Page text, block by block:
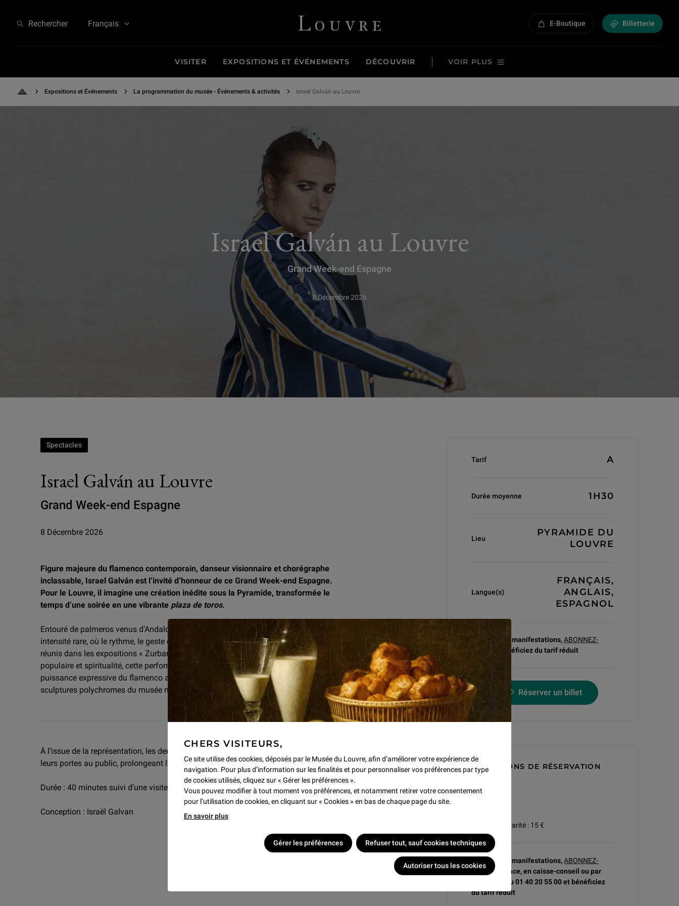
CHERS VISITEURS,
Ce site utilise des cookies, déposés par le Musée du Louvre, afin d’améliorer votre expérience de
navigation. Pour plus d’information sur les finalités et pour personnaliser vos préférences par type
de cookies utilisés, cliquez sur « Gérer les préférences ».
Vous pouvez modifier à tout moment vos préférences, et notamment retirer votre consentement
pour l’utilisation de cookies, en cliquant sur « Cookies » en bas de chaque page du site.
En savoir plus
Gérer les préférences Refuser tout, sauf cookies techniques
Autoriser tous les cookies
Rechercher Français Louvre - Retour à l'accueil E-Boutique Billetterie
VISITER EXPOSITIONS ET ÉVÉNEMENTS DÉCOUVRIR VOIR PLUS
Retour à l'accueil
Expositions et Événements La programmation du musée - Événements & activités Israel Galván au Louvre
Israel Galván au Louvre
Grand Week-end Espagne
8 Décembre 2026
Israel Galván au Louvre
Grand Week-end Espagne
Spectacles
8 Décembre 2026
Tarif
A
Durée moyenne 1H30
Lieu
PYRAMIDE DU
LOUVRE
Langue(s)
FRANÇAIS,
ANGLAIS,
ESPAGNOL
A partir de 5 manifestations,ABONNEZ-
VOUS
et bénéficiez dutarif réduit
Réserver un billet
CONDITIONS DE RÉSERVATION
Tarif A
jeune et solidarité : 15 €
A partir de 5 manifestations,ABONNEZ-
VOUS
sur place, en caisse-conseil ou par
téléphone au 01 40 20 55 00 et bénéficiez
du tarif réduit
Figure majeure du flamenco contemporain, danseur visionnaire et chorégraphe
inclassable, Israel Galván est l’invité d’honneur de ce Grand Week-end Espagne.
Pour le Louvre, il imagine une création inédite sous la Pyramide, transformée le
temps d’une soirée en une vibrante plaza de toros.
Entouré de palmeros venus d’Andalousie, l’artiste déploie un spectacle d’une
intensité rare, où le rythme, le geste et la voix dialoguent avec les chefs-d’œuvre
réunis dans les expositions « Zurbarán », et « Sculpter la couleur ». Entre ferveur
populaire et spiritualité, cette performance exceptionnelle fait résonner la
puissance expressive du flamenco avec les toiles du maître espagnol et les
sculptures polychromes du musée national de Valladolid.
À l’issue de la représentation, les deux expositions ouvrent exceptionnellement
leurs portes au public, prolongeant l’expérience au cœur des œuvres.
Durée : 40 minutes suivi d’une visite libre de l’exposition d’une heure environ.
Conception : Israël Galvan